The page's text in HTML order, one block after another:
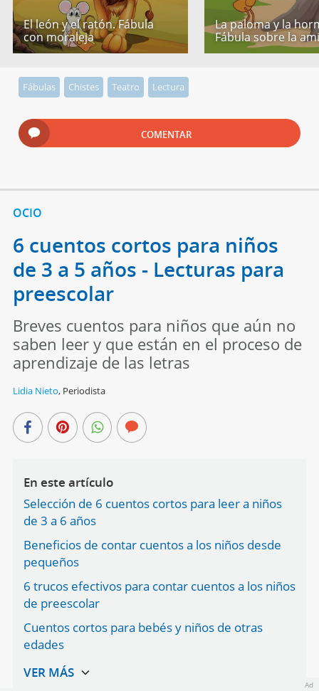
El león y el ratón. Fábula
con moraleja
La paloma y la
Fábula sobre la
Fábulas Chistes Teatro Lectura
COMENTAR
OCIO
6 cuentos cortos para niños
de 3 a 5 años - Lecturas para
preescolar
Breves cuentos para niños que aún no
saben leer y que están en el proceso de
aprendizaje de las letras
Lidia Nieto, Periodista
En este artículo
Selección de 6 cuentos cortos para leer a niños
de 3 a 6 años
Beneficios de contar cuentos a los niños desde
pequeños
6 trucos efectivos para contar cuentos a los niños
de preescolar
Cuentos cortos para bebés y niños de otras
edades
Ad